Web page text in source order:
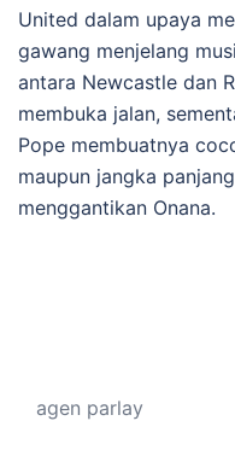
United dalam upaya
gawang menjelang
antara Newcastle dan
membuka jalan,
Pope membuatnya
maupun jangka
menggantikan Onana.
agen parlay